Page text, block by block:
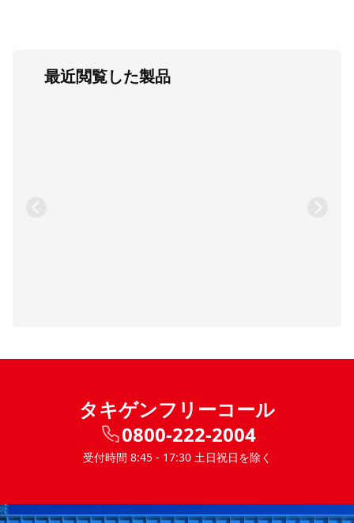
最近閲覧した製品
タキゲンフリーコール
0800-222-2004
受付時間 8:45 - 17:30 土日祝日を除く